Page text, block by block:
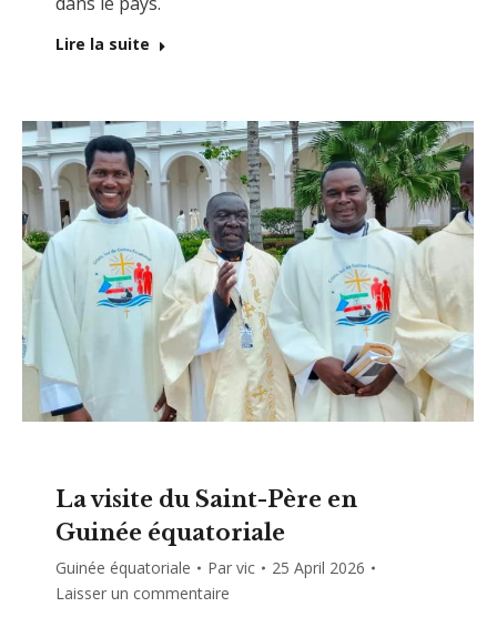
Lire la suite
La visite du Saint-Père en
Guinée équatoriale
Guinée équatoriale Par vic
25 April 2026
Laisser un commentaire